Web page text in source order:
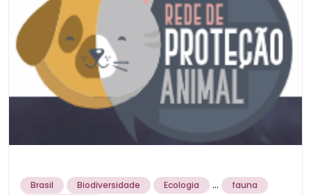
Brasil Biodiversidade Ecologia ...
fauna